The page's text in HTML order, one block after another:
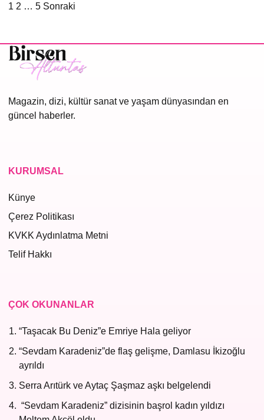
Yazı
1 2 … 5 Sonraki
Magazin, dizi, kültür sanat ve yaşam dünyasından en
güncel haberler.
KURUMSAL
Künye
Çerez Politikası
KVKK Aydınlatma Metni
Telif Hakkı
ÇOK OKUNANLAR
“Taşacak Bu Deniz”e Emriye Hala geliyor
“Sevdam Karadeniz”de flaş gelişme, Damlasu İkizoğlu
ayrıldı
Serra Arıtürk ve Aytaç Şaşmaz aşkı belgelendi
“Sevdam Karadeniz” dizisinin başrol kadın yıldızı